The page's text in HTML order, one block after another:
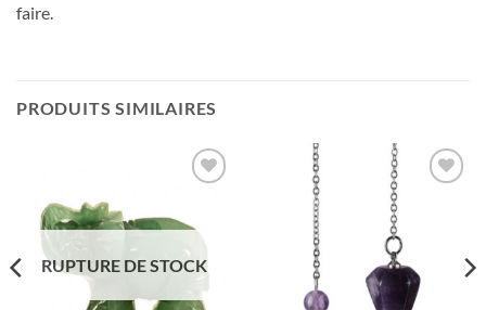
faire.
PRODUITS SIMILAIRES
d’envies
RUPTURE DE STOCK